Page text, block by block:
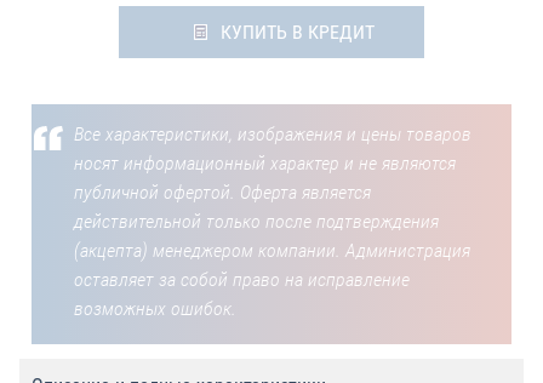
КУПИТЬ В КРЕДИТ
Все характеристики, изображения и цены товаров
носят информационный характер и не являются
публичной офертой. Оферта является
действительной только после подтверждения
(акцепта) менеджером компании. Администрация
оставляет за собой право на исправление
возможных ошибок.